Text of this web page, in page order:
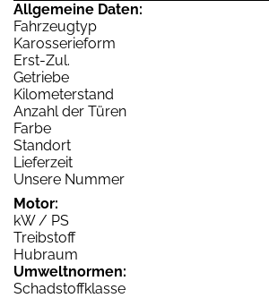
Allgemeine Daten:
Fahrzeugtyp
Karosserieform
Erst-Zul.
Getriebe
Kilometerstand
Anzahl der Türen
Farbe
Standort
Lieferzeit
Unsere Nummer
Motor:
kW / PS
Treibstoff
Hubraum
Umweltnormen:
Schadstoffklasse